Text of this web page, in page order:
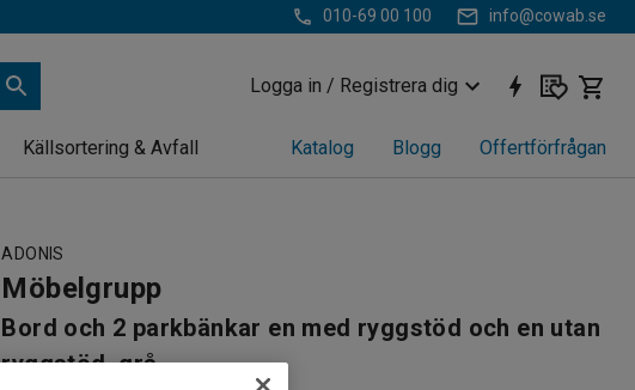
010-69 00 100 info@cowab.se
Logga in / Registrera dig
Källsortering & Avfall Katalog Blogg Offertförfrågan
ADONIS
Möbelgrupp
Bord och 2 parkbänkar en med ryggstöd och en utan
ryggstöd, grå